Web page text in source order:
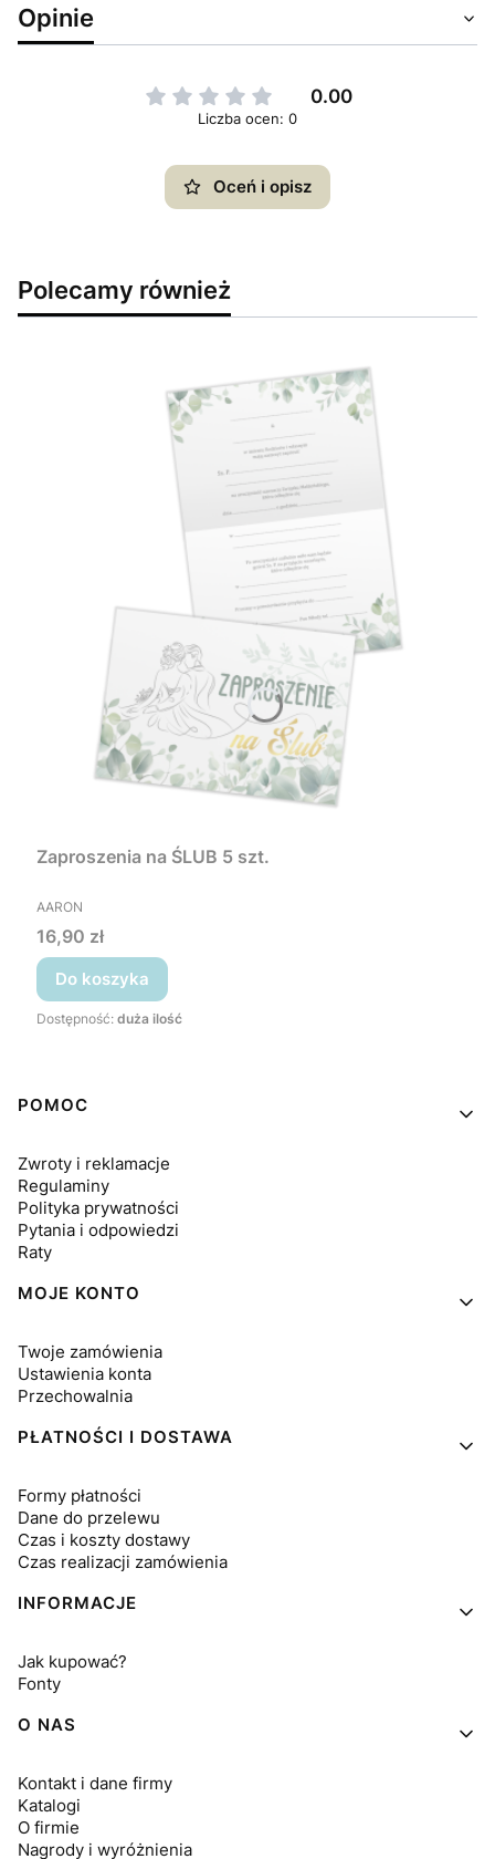
Opinie
0.00
Liczba ocen: 0
Oceń i opisz
Polecamy również
Zaproszenia na ŚLUB 5 szt.
PRODUCENT
AARON
Cena
16,90 zł
Do koszyka
Dostępność: duża ilość
Linki w stopce
POMOC
Zwroty i reklamacje
Regulaminy
Polityka prywatności
Pytania i odpowiedzi
Raty
MOJE KONTO
Twoje zamówienia
Ustawienia konta
Przechowalnia
PŁATNOŚCI I DOSTAWA
Formy płatności
Dane do przelewu
Czas i koszty dostawy
Czas realizacji zamówienia
INFORMACJE
Jak kupować?
Fonty
O NAS
Kontakt i dane firmy
Katalogi
O firmie
Nagrody i wyróżnienia